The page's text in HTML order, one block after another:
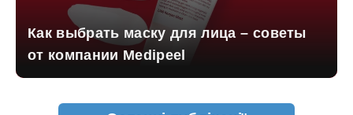
Как выбрать маску для лица – советы
от компании Medipeel